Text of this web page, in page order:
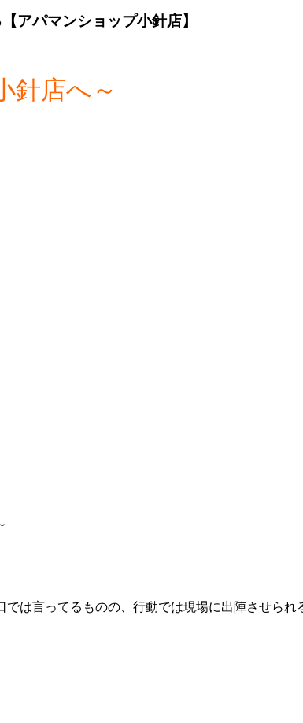
アパマンショップ小針店】
針店へ～
は言ってるものの、行動では現場に出陣させられ